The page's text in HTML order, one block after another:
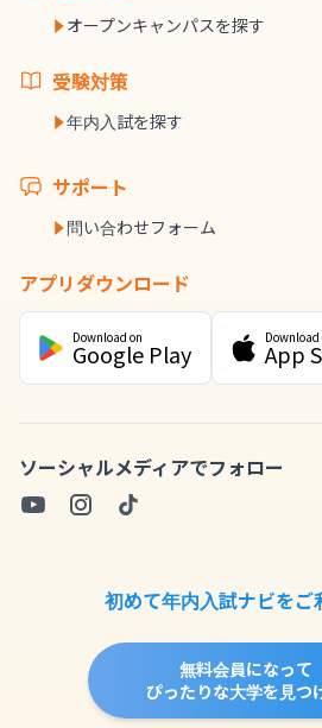
オープンキャンパスを探す
受験対策
年内入試を探す
サポート
問い合わせフォーム
アプリダウンロード
Download on
Google Play
Download
App
ソーシャルメディアでフォロー
初めて年内入試ナビをご
無料会員になって
ぴったりな大学を見つ